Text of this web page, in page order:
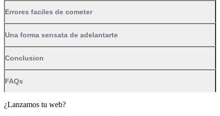
Errores faciles de cometer
Una forma sensata de adelantarte
Conclusion
FAQs
¿Lanzamos tu web?